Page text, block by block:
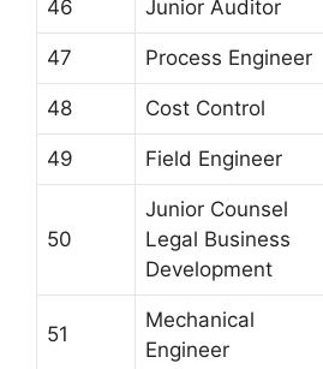
46 Junior Auditor
47 Process Engineer
48 Cost Control
49 Field Engineer
50
Junior Counsel
Legal Business
Development
51
Mechanical
Engineer